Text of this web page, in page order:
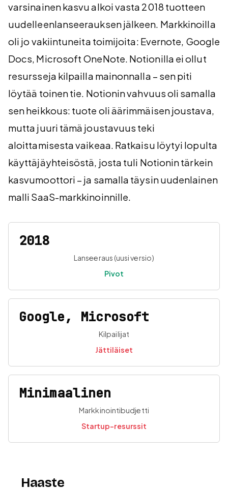
varsinainen kasvu alkoi vasta 2018 tuotteen
uudelleenlanseerauksen jälkeen. Markkinoilla
oli jo vakiintuneita toimijoita: Evernote, Google
Docs, Microsoft OneNote. Notionilla ei ollut
resursseja kilpailla mainonnalla – sen piti
löytää toinen tie. Notionin vahvuus oli samalla
sen heikkous: tuote oli äärimmäisen joustava,
mutta juuri tämä joustavuus teki
aloittamisesta vaikeaa. Ratkaisu löytyi lopulta
käyttäjäyhteisöstä, josta tuli Notionin tärkein
kasvumoottori – ja samalla täysin uudenlainen
malli SaaS-markkinoinnille.
2018
Lanseeraus (uusi versio)
Pivot
Google, Microsoft
Kilpailijat
Jättiläiset
Minimaalinen
Markkinointibudjetti
Startup-resurssit
Haaste